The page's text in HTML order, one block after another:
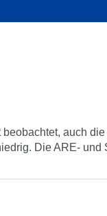
auch
Die ARE- und